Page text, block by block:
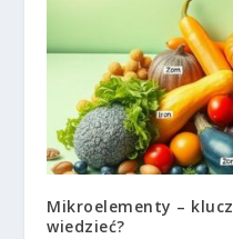
Mikroelementy –
wiedzieć?